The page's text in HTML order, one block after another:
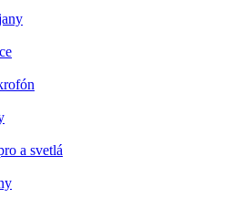
a svetlá